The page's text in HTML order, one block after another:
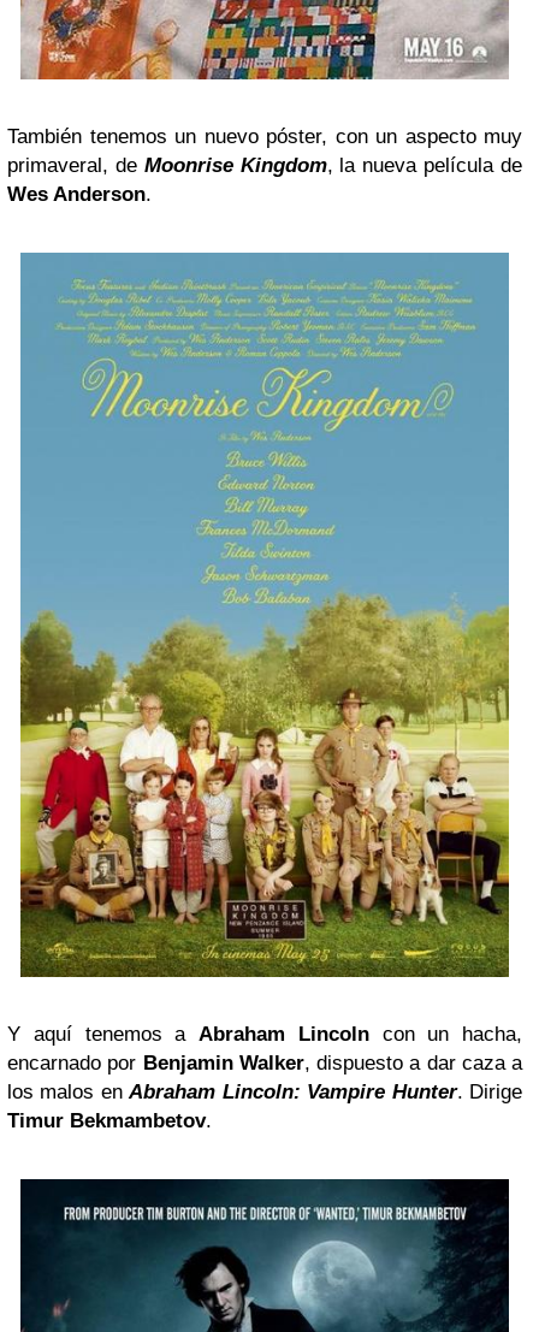
También tenemos un nuevo póster, con un aspecto muy
primaveral, de Moonrise Kingdom, la nueva película de
Wes Anderson.
Y aquí tenemos a Abraham Lincolncon un hacha,
encarnado por Benjamin Walker, dispuesto a dar caza a
los malos enAbraham Lincoln: Vampire Hunter. Dirige
Timur Bekmambetov.